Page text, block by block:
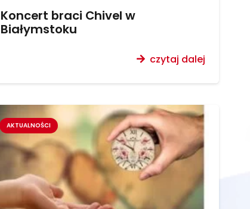
Koncert braci Chivel w
Białymstoku
czytaj dalej
AKTUALNOŚCI